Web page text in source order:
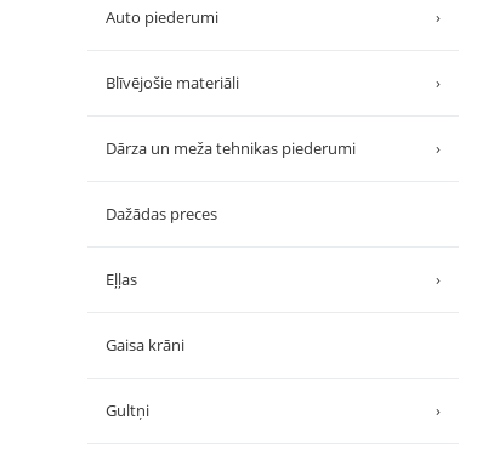
Auto piederumi ›
Blīvējošie materiāli ›
Dārza un meža tehnikas piederumi ›
Dažādas preces
Eļļas ›
Gaisa krāni
Gultņi ›